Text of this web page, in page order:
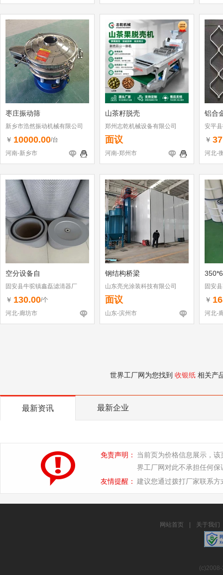
枣庄振动筛
新乡市浩然振动机械有限公司
￥ 10000.00/台
河南-新乡市
山茶籽脱壳
郑州志乾机械设备有限公司
面议
河南-郑州市
铝合
安平
￥
河北-
空分设备自
固安县牛驼镇鑫磊滤清器厂
￥ 130.00/个
河北-廊坊市
钢结构桥梁
山东亮光涂装科技有限公司
面议
山东-滨州市
固安
￥
河北-
世界工厂网为您找到 收银纸 相关产
最新资讯 最新企业
免责声明：
当前页为价格信息展示，
界工厂网对此不承担任何保
友情提醒： 建议您通过拨打厂家联系
网站首页 关于我们